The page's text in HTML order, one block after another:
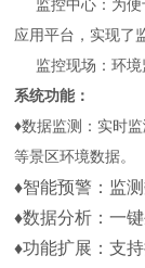
监控中心：为便
应用平台，实现了
监控现场：环境
系统功能：
♦数据监测：实时
等景区环境数据。
♦智能预警：监
♦数据分析：一
♦功能扩展：支